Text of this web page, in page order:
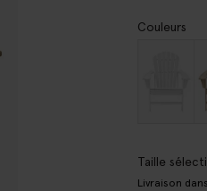
Couleurs
Taille
Livraison